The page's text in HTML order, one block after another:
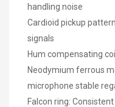
handling noise
Cardioid pickup
signals
Hum compensating
Neodymium ferrous
microphone stable
Falcon ring: